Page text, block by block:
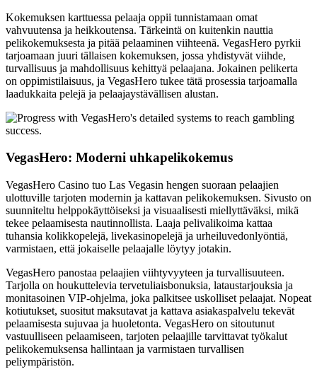
Kokemuksen karttuessa pelaaja oppii tunnistamaan omat
vahvuutensa ja heikkoutensa. Tärkeintä on kuitenkin nauttia
pelikokemuksesta ja pitää pelaaminen viihteenä. VegasHero pyrkii
tarjoamaan juuri tällaisen kokemuksen, jossa yhdistyvät viihde,
turvallisuus ja mahdollisuus kehittyä pelaajana. Jokainen pelikerta
on oppimistilaisuus, ja VegasHero tukee tätä prosessia tarjoamalla
laadukkaita pelejä ja pelaajaystävällisen alustan.
VegasHero: Moderni uhkapelikokemus
VegasHero Casino tuo Las Vegasin hengen suoraan pelaajien
ulottuville tarjoten modernin ja kattavan pelikokemuksen. Sivusto on
suunniteltu helppokäyttöiseksi ja visuaalisesti miellyttäväksi, mikä
tekee pelaamisesta nautinnollista. Laaja pelivalikoima kattaa
tuhansia kolikkopelejä, livekasinopelejä ja urheiluvedonlyöntiä,
varmistaen, että jokaiselle pelaajalle löytyy jotakin.
VegasHero panostaa pelaajien viihtyvyyteen ja turvallisuuteen.
Tarjolla on houkuttelevia tervetuliaisbonuksia, lataustarjouksia ja
monitasoinen VIP-ohjelma, joka palkitsee uskolliset pelaajat. Nopeat
kotiutukset, suositut maksutavat ja kattava asiakaspalvelu tekevät
pelaamisesta sujuvaa ja huoletonta. VegasHero on sitoutunut
vastuulliseen pelaamiseen, tarjoten pelaajille tarvittavat työkalut
pelikokemuksensa hallintaan ja varmistaen turvallisen
peliympäristön.